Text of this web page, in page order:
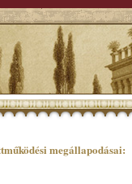
megállapodásai: